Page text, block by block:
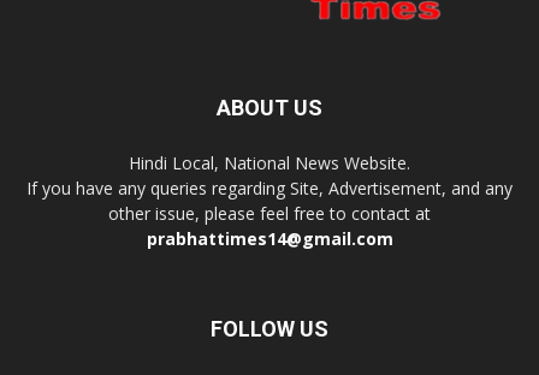
ABOUT US
Hindi Local, National News Website.
If you have any queries regarding Site, Advertisement, and any
other issue, please feel free to contact at
prabhattimes14@gmail.com
FOLLOW US